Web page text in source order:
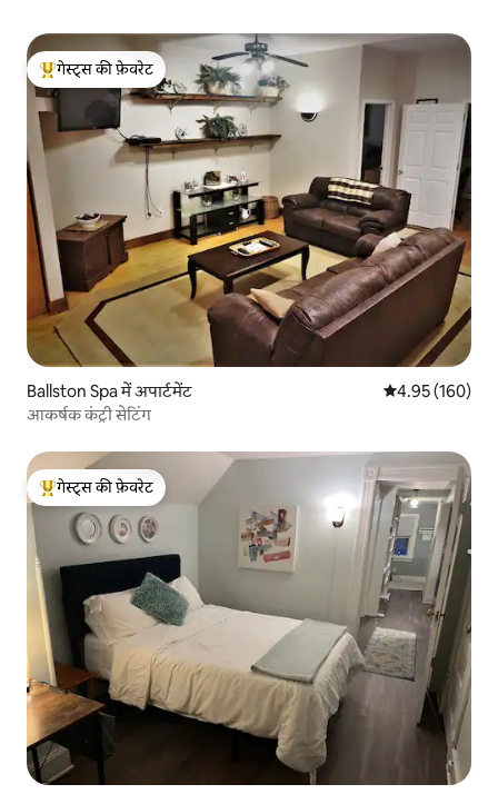
गेस्ट्स का टॉप फ़ेवरेट
गेस्ट्स की फ़ेवरेट
Ballston Spa में अपार्टमेंट औसत रेटिंग 5 में से
4.95 (160)
आकर्षक कंट्री सेटिंग
गेस्ट्स का टॉप फ़ेवरेट
गेस्ट्स की फ़ेवरेट